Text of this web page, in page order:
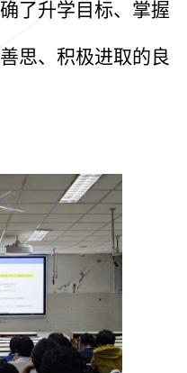
了升学目标、掌握
思、积极进取的良